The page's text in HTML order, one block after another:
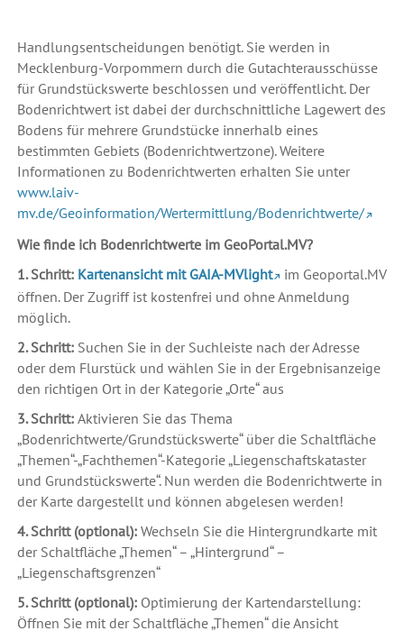
Handlungsentscheidungen benötigt. Sie werden in
Mecklenburg-Vorpommern durch die Gutachterausschüsse
für Grundstückswerte beschlossen und veröffentlicht. Der
Bodenrichtwert ist dabei der durchschnittliche Lagewert des
Bodens für mehrere Grundstücke innerhalb eines
bestimmten Gebiets (Bodenrichtwertzone). Weitere
Informationen zu Bodenrichtwerten erhalten Sie unter
www.laiv-
mv.de/Geoinformation/Wertermittlung/Bodenrichtwerte/
Wie finde ich Bodenrichtwerte im GeoPortal.MV?
1. Schritt: Kartenansicht mit GAIA-MVlight
im Geoportal.MV
öffnen. Der Zugriff ist kostenfrei und ohne Anmeldung
möglich.
2. Schritt: Suchen Sie in der Suchleiste nach der Adresse
oder dem Flurstück und wählen Sie in der Ergebnisanzeige
den richtigen Ort in der Kategorie „Orte“ aus
3. Schritt: Aktivieren Sie das Thema
„Bodenrichtwerte/Grundstückswerte“ über die Schaltfläche
„Themen“-„Fachthemen“-Kategorie „Liegenschaftskataster
und Grundstückswerte“. Nun werden die Bodenrichtwerte in
der Karte dargestellt und können abgelesen werden!
4. Schritt (optional): Wechseln Sie die Hintergrundkarte mit
der Schaltfläche „Themen“ – „Hintergrund“ –
„Liegenschaftsgrenzen“
5. Schritt (optional): Optimierung der Kartendarstellung:
Öffnen Sie mit der Schaltfläche „Themen“ die Ansicht